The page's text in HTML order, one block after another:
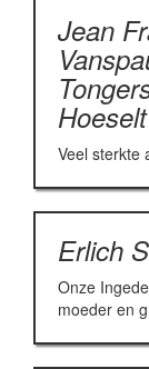
Jean
Hoeselt
Veel sterkte
Erlich
Onze
moeder en